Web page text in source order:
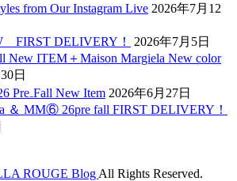
from Our Instagram Live 2026年7月12
FIRST DELIVERY！
2026年7月5日
New ITEM＋Maison Margiela New color
日
Pre₋Fall New Item 2026年6月27日
＆ MM⑥ 26pre fall FIRST DELIVERY！
ROUGE Blog All Rights Reserved.